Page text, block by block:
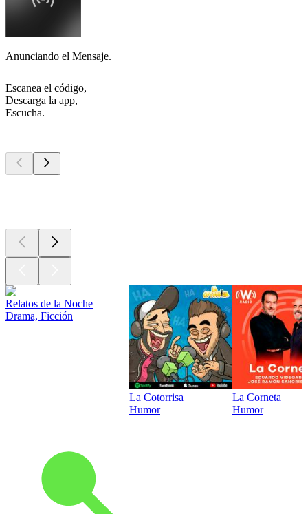
Anunciando el Mensaje.
Escanea el código,
Descarga la app,
Escucha.
Relatos de la Noche
Drama, Ficción
La Cotorrisa
Humor
La Corneta
Humor